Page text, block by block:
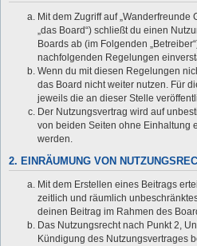
Mit dem Zugriff auf „Wanderfreunde
„das Board“) schließt du einen
Boards ab (im Folgenden
nachfolgenden Regelungen
Wenn du mit diesen Regelungen
das Board nicht weiter nutzen. Für
jeweils die an dieser Stelle
Der Nutzungsvertrag wird auf
von beiden Seiten ohne Einhaltung
werden.
2. EINRÄUMUNG VON
Mit dem Erstellen eines Beitrags
zeitlich und räumlich
deinen Beitrag im Rahmen des
Das Nutzungsrecht nach Punkt 2,
Kündigung des Nutzungsvertrages